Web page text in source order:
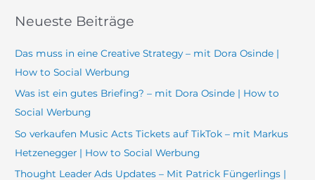
h
h
:
Neueste Beiträge
Das muss in eine Creative Strategy – mit Dora Osinde |
How to Social Werbung
Was ist ein gutes Briefing? – mit Dora Osinde | How to
Social Werbung
So verkaufen Music Acts Tickets auf TikTok – mit Markus
Hetzenegger | How to Social Werbung
Thought Leader Ads Updates – Mit Patrick Füngerlings |